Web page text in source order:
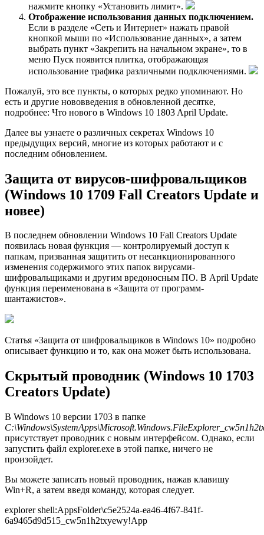
нажмите кнопку «Установить лимит».
Отображение использования данных подключением.
Если в разделе «Сеть и Интернет» нажать правой
кнопкой мыши по «Использование данных», а затем
выбрать пункт «Закрепить на начальном экране», то в
меню Пуск появится плитка, отображающая
использование трафика различными подключениями.
Пожалуй, это все пункты, о которых редко упоминают. Но
есть и другие нововведения в обновленной десятке,
подробнее: Что нового в Windows 10 1803 April Update.
Далее вы узнаете о различных секретах Windows 10
предыдущих версий, многие из которых работают и с
последним обновлением.
Защита от вирусов-шифровальщиков
(Windows 10 1709 Fall Creators Update и
новее)
В последнем обновлении Windows 10 Fall Creators Update
появилась новая функция — контролируемый доступ к
папкам, призванная защитить от несанкционированного
изменения содержимого этих папок вирусами-
шифровальщиками и другим вредоносным ПО. В April Update
функция переименована в «Защита от программ-
шантажистов».
Статья «Защита от шифровальщиков в Windows 10» подробно
описывает функцию и то, как она может быть использована.
Скрытый проводник (Windows 10 1703
Creators Update)
В Windows 10 версии 1703 в папке
присутствует проводник с новым интерфейсом. Однако, если
запустить файл explorer.exe в этой папке, ничего не
произойдет.
Вы можете записать новый проводник, нажав клавишу
Win+R, а затем введя команду, которая следует.
explorer shell:AppsFolder\c5e2524a-ea46-4f67-841f-
6a9465d9d515_cw5n1h2txyewy!App